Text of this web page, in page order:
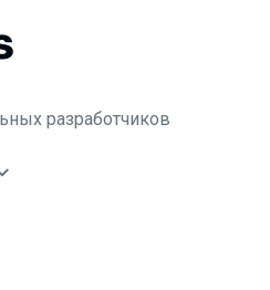
разработчиков